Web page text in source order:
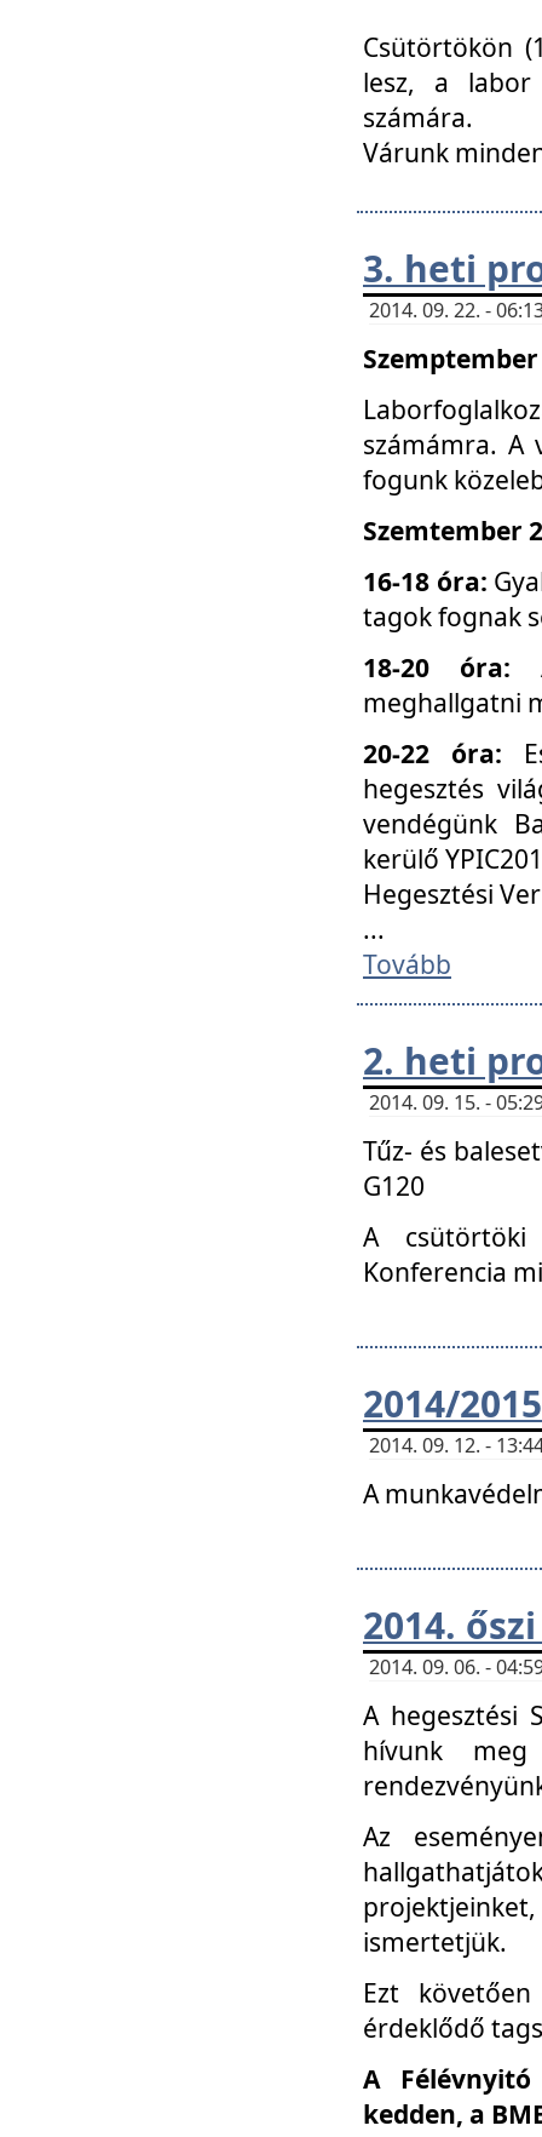
Csütörtökön
lesz, a labor
számára.
Várunk
3. heti
2014. 09. 22. -
számámra. A
fogunk
Szemtember
16-18 óra:
tagok fognak
18-20 óra:
meghallgatni
20-22 óra:
hegesztés
vendégünk
kerülő
Hegesztési
...
Tovább
2. heti
2014. 09. 15. -
Tűz- és
G120
A csütörtöki
Konferencia
2014/
2014. 09. 12. -
A
2014.
2014. 09. 06. -
A hegesztési
hívunk
Az
ismertetjük.
Ezt
érdeklődő
A
kedden, a